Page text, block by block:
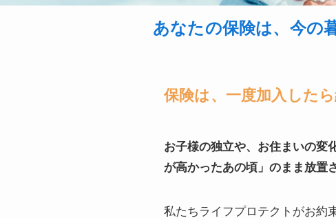
あなたの保険は、今の
保険は、一度加入した
お子様の独立や、お住まいの変
が高かったあの頃」のまま放置
私たちライフプロテクトがお約